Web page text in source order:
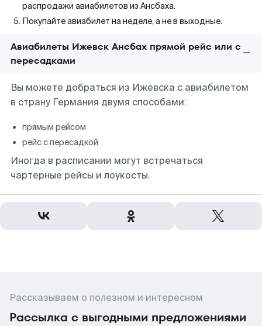
распродажи авиабилетов из Ансбаха.
Покупайте авиабилет на неделе, а не в выходные.
Авиабилеты Ижевск Ансбах прямой рейс или с
пересадками
Вы можете добраться из Ижевска с авиабилетом
в страну Германия двумя способами:
прямым рейсом
рейс с пересадкой
Иногда в расписании могут встречаться
чартерные рейсы и лоукосты.
Рассказываем о полезном и интересном
Рассылка с выгодными предложениями